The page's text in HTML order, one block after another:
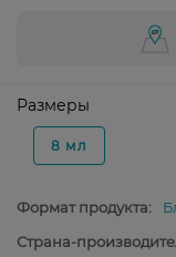
Размеры
8 мл
Формат продукта:
Страна-